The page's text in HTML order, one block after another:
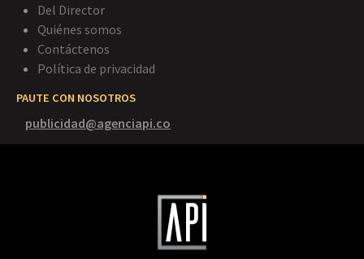
Del Director
Quiénes somos
Contáctenos
Política de privacidad
PAUTE CON NOSOTROS
publicidad@agenciapi.co